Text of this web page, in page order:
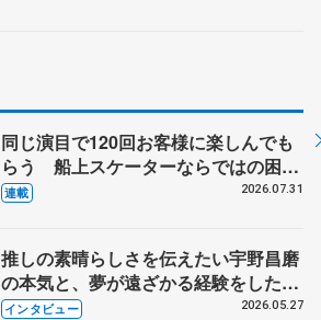
同じ演目で120回お客様に楽しんでも
らう 船上スケーターならではの困難
とは 影響あったPIW前キャプテン松
連載 2026.07.31
推しの素晴らしさを伝えたい宇野昌磨
の本気と、夢が遠ざかる経験をした本
田真凜の覚悟
インタビュー 2026.05.27